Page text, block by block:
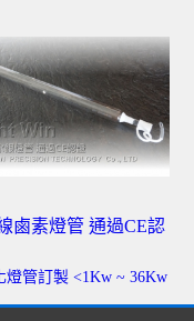
鹵素燈管 通過CE認
燈管訂製 <1Kw ~ 36Kw